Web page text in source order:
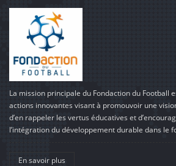
La mission principale du Fondaction du Football
actions innovantes visant à promouvoir une
d’en rappeler les vertus éducatives et
l’intégration du développement durable dans le
En savoir plus